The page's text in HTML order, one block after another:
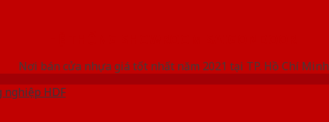
Nơi bán cửa nhựa giá tốt nhất năm 2021 tại TP. Hồ Chí Minh
nghiệp HDF